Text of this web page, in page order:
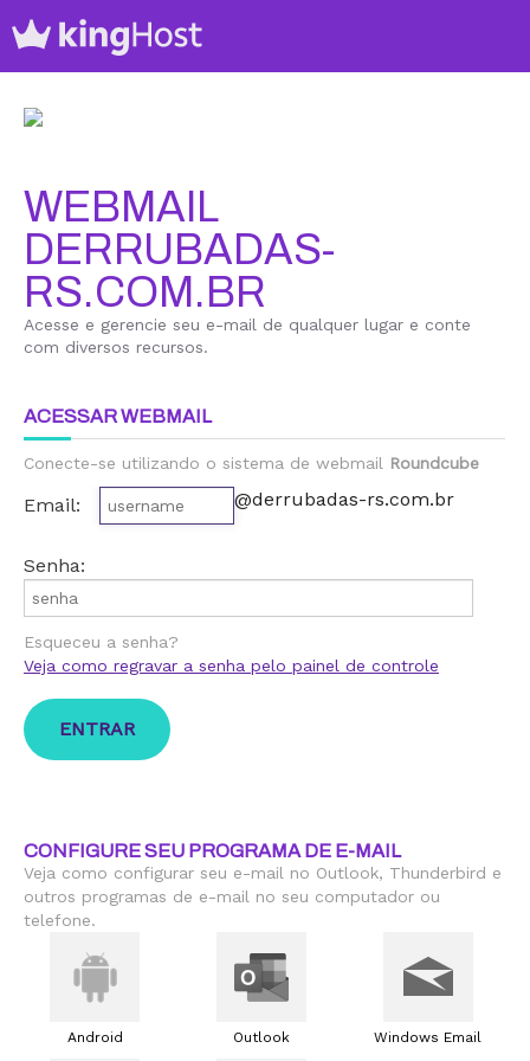
WEBMAIL
DERRUBADAS-
RS.COM.BR
Acesse e gerencie seu e-mail de qualquer lugar e conte
com diversos recursos.
ACESSAR WEBMAIL
Conecte-se utilizando o sistema de webmail Roundcube
Email: @derrubadas-rs.com.br
Senha:
Esqueceu a senha?
Veja como regravar a senha pelo painel de controle
CONFIGURE SEU PROGRAMA DE E-MAIL
Veja como configurar seu e-mail no Outlook, Thunderbird e
outros programas de e-mail no seu computador ou
telefone.
Android Outlook Windows Email